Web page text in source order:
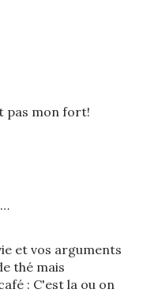
pas mon fort!
et vos arguments
thé mais
: C'est la ou on